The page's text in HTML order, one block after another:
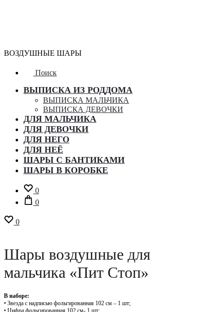
ВОЗДУШНЫЕ ШАРЫ
Поиск
ВЫПИСКА ИЗ РОДДОМА
ВЫПИСКА МАЛЬЧИКА
ВЫПИСКА ДЕВОЧКИ
ДЛЯ МАЛЬЧИКА
ДЛЯ ДЕВОЧКИ
ДЛЯ НЕГО
ДЛЯ НЕЁ
ШАРЫ С БАНТИКАМИ
ШАРЫ В КОРОБКЕ
0
0
0
Шары воздушные для
мальчика «Пит Стоп»
В наборе:
• Звезда с надписью фольгированная 102 см – 1 шт;
• Цифра фольгированная 102 см- 1 шт;